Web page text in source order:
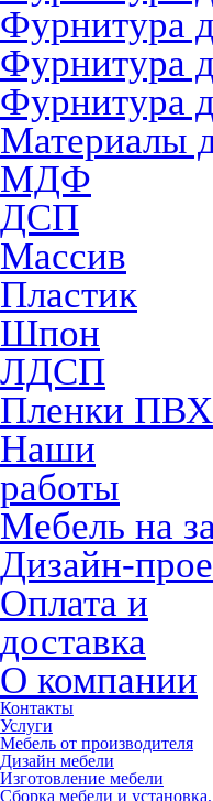
Фурнитура
Фурнитура
Фурнитура
Материалы
МДФ
ДСП
Массив
Пластик
Шпон
ЛДСП
Пленки ПВХ
Наши
работы
Мебель на
Дизайн-
Оплата и
доставка
О компании
Контакты
Услуги
Мебель от производителя
Дизайн мебели
Изготовление мебели
Сборка мебели и